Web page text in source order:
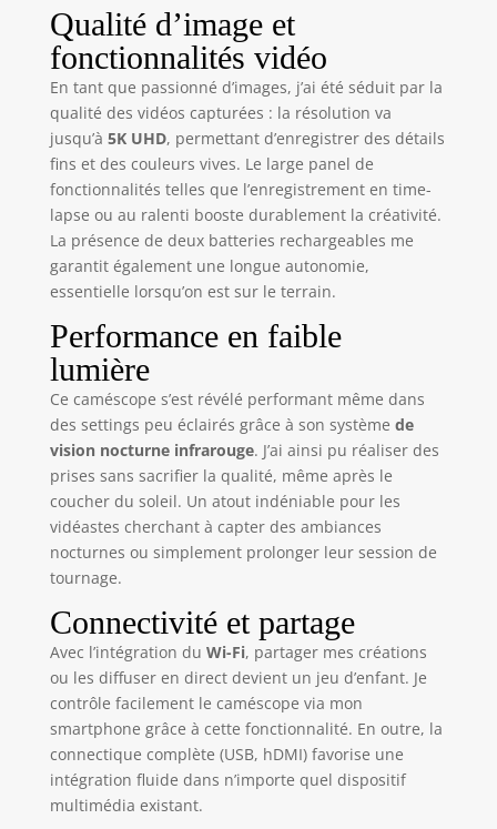
sur le bouton.
Téléchargez
l'application
"Lercenker" et
connectez la caméra
en WiFi à votre
smartphone/tablette.
Téléchargement et
partage instantanés.
Note: Système FAT32
– vidéos
automatiquement
15-20 min (max
MICROPHONE
EXTERNE - Utilisez la
caméra comme
webcam –
connectez-la en USB
au PC, sélectionnez
"PC camera". Idéal
et appels vidéo.
Sortie HDMI pour
lecture TV. Le
microphone externe
inclus élimine
efficacement les
bruits de fond.
Fonctions: rafale,
Qualité d’image et
fonctionnalités vidéo
En tant que passionné d’images, j’ai été séduit par la
qualité des vidéos capturées : la résolution va
jusqu’à 5K UHD, permettant d’enregistrer des détails
fins et des couleurs vives. Le large panel de
fonctionnalités telles que l’enregistrement en time-
lapse ou au ralenti booste durablement la créativité.
La présence de deux batteries rechargeables me
garantit également une longue autonomie,
essentielle lorsqu’on est sur le terrain.
Performance en faible
lumière
Ce caméscope s’est révélé performant même dans
des settings peu éclairés grâce à son système de
vision nocturne infrarouge. J’ai ainsi pu réaliser des
prises sans sacrifier la qualité, même après le
coucher du soleil. Un atout indéniable pour les
vidéastes cherchant à capter des ambiances
nocturnes ou simplement prolonger leur session de
tournage.
Connectivité et partage
Avec l’intégration du Wi-Fi, partager mes créations
ou les diffuser en direct devient un jeu d’enfant. Je
contrôle facilement le caméscope via mon
smartphone grâce à cette fonctionnalité. En outre, la
connectique complète (USB, hDMI) favorise une
intégration fluide dans n’importe quel dispositif
multimédia existant.